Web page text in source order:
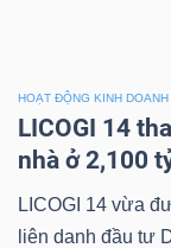
HOẠT ĐỘNG KINH DOANH
LICOGI 14
nhà ở 2,100
LICOGI 14 vừa
liên danh đầu tư